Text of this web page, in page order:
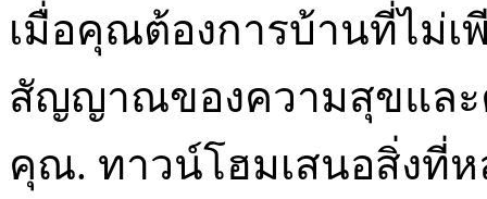
เมื่อคุณต้องการบ้านที่ไม่เ
สัญญาณของความสุขและ
คุณ. ทาวน์โฮมเสนอสิ่งที่